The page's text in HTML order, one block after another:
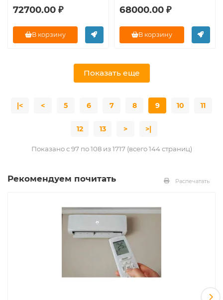
72700.00 ₽
В корзину
68000.00 ₽
В корзину
Показать еще
|< < 5 6 7 8 9 10 11
12 13 > >|
Показано с 97 по 108 из 1717 (всего 144 страниц)
Распечатать
Рекомендуем почитать